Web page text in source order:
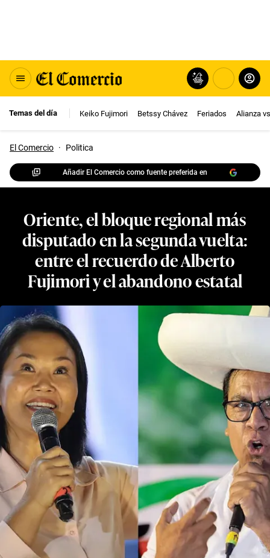
Temas del día Keiko Fujimori Betssy Chávez Feriados Alianza
El Comercio · Politica
Añadir El Comercio como fuente preferida en
Oriente, el bloque regional más
disputado en la segunda vuelta:
entre el recuerdo de Alberto
Fujimori y el abandono estatal